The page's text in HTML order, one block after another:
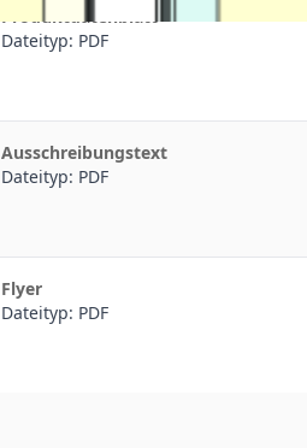
Dateityp: PDF
Ausschreibungstext
Dateityp: PDF
Flyer
Dateityp: PDF